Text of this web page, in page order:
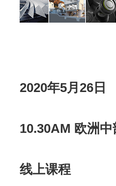
2020年5月26日
10.30AM 欧洲中
线上课程